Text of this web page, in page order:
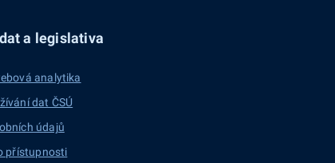
a legislativa
analytika
dat ČSÚ
údajů
přístupnosti